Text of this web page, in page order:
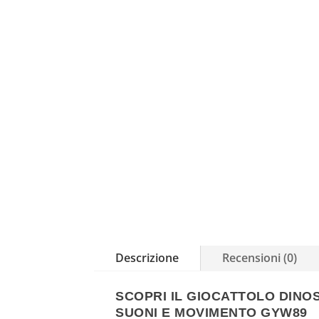
Descrizione Recensioni (0)
SCOPRI IL GIOCATTOLO
SUONI E MOVIMENTO GYW89